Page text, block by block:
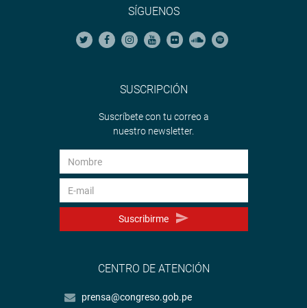
SÍGUENOS
SUSCRIPCIÓN
Suscríbete con tu correo a
nuestro newsletter.
Suscribirme
CENTRO DE ATENCIÓN
prensa@congreso.gob.pe